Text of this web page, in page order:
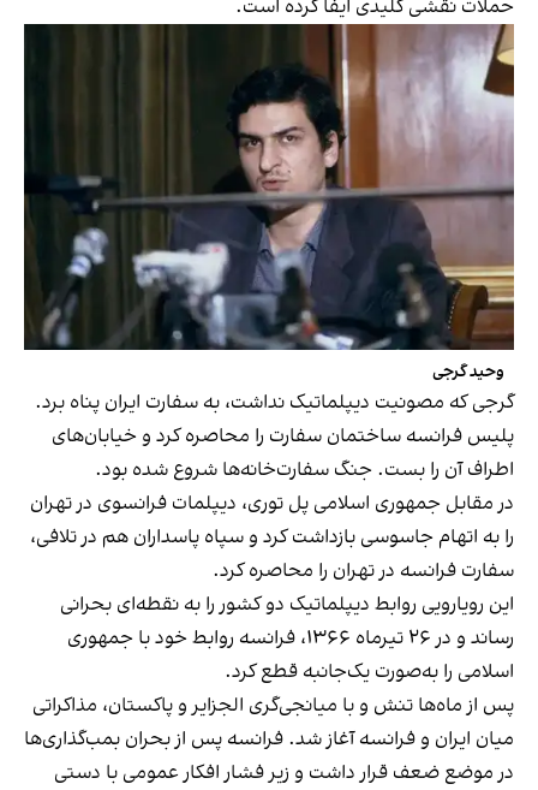
حملات نقشی کلیدی ایفا کرده است.
وحید گرجی
گرجی که مصونیت دیپلماتیک نداشت، به سفارت ایران پناه برد.
پلیس فرانسه ساختمان سفارت را محاصره کرد و خیابان‌های
اطراف آن را بست. جنگ سفارت‌خانه‌ها شروع شده بود.
در مقابل جمهوری اسلامی پل توری، دیپلمات فرانسوی در تهران
را به اتهام جاسوسی بازداشت کرد و سپاه پاسداران هم در تلافی،
سفارت فرانسه در تهران را محاصره کرد.
این رویارویی روابط دیپلماتیک دو کشور را به نقطه‌ای بحرانی
رساند و در ۲۶ تیرماه ۱۳۶۶، فرانسه روابط خود با جمهوری
اسلامی را به‌صورت یک‌جانبه قطع کرد.
پس از ماه‌ها تنش و با میانجی‌گری الجزایر و پاکستان، مذاکراتی
میان ایران و فرانسه آغاز شد. فرانسه پس از بحران بمب‌گذاری‌ها
در موضع ضعف قرار داشت و زیر فشار افکار عمومی با دستی